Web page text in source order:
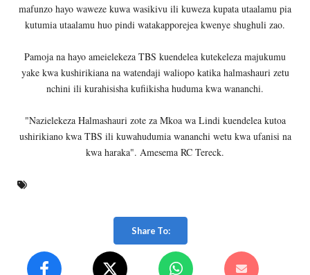
mafunzo hayo waweze kuwa wasikivu ili kuweza kupata utaalamu pia
kutumia utaalamu huo pindi watakapporejea kwenye shughuli zao.
Pamoja na hayo ameielekeza TBS kuendelea kutekeleza majukumu
yake kwa kushirikiana na watendaji waliopo katika halmashauri zetu
nchini ili kurahisisha kufiikisha huduma kwa wananchi.
"Nazielekeza Halmashauri zote za Mkoa wa Lindi kuendelea kutoa
ushirikiano kwa TBS ili kuwahudumia wananchi wetu kwa ufanisi na
kwa haraka". Amesema RC Tereck.
Share To: